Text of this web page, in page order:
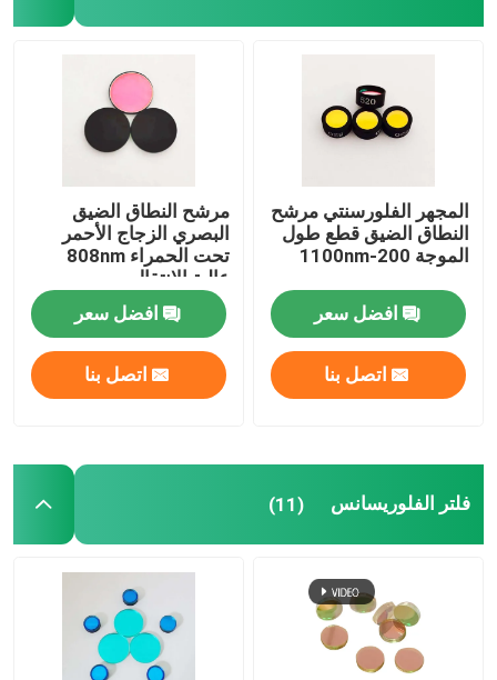
مرشح مضاد للانعكاس
فيلم عاكس عالي
نظارات مضادة للوهج
المجهر الفلورسنتي مرشح
النطاق الضيق قطع طول
الموجة 200-1100nm
افضل سعر
اتصل بنا
مرشح النطاق الضيق
البصري الزجاج الأحمر
تحت الحمراء 808nm
عالية الانتقال
افضل سعر
اتصل بنا
فلتر الفلوريسانس (11)